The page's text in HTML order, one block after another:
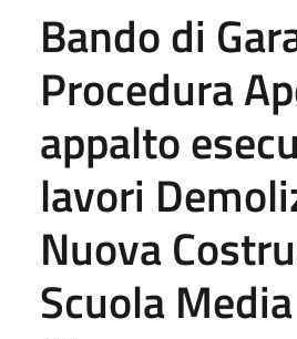
Bando di
Procedura
appalto
lavori
Nuova
Scuola